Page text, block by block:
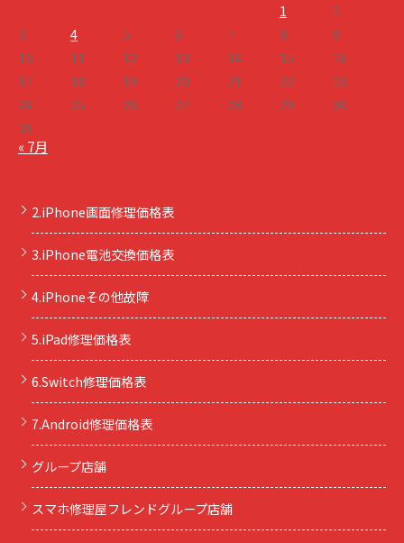
1
2
3
4 5 6 7 8
9
10
11 12 13 14 15
16
17
18 19 20 21 22
23
24
25 26 27 28 29
30
31
« 7月
2.iPhone画面修理価格表
3.iPhone電池交換価格表
4.iPhoneその他故障
5.iPad修理価格表
6.Switch修理価格表
7.Android修理価格表
グループ店舗
スマホ修理屋フレンドグループ店舗